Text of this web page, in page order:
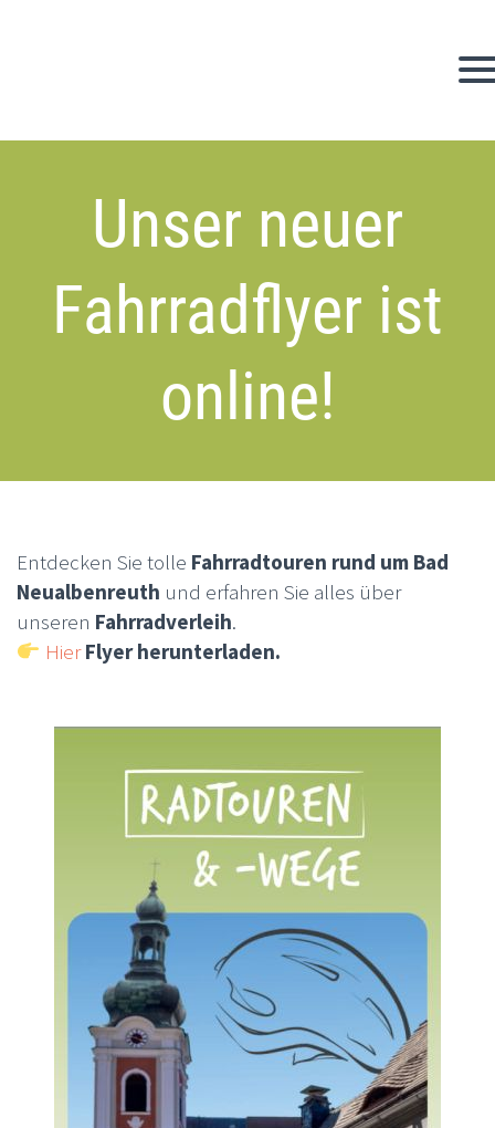
Unser neuer
Fahrradflyer ist
online!
Entdecken Sie tolle Fahrradtouren rund um Bad
Neualbenreuth und erfahren Sie alles über
unseren Fahrradverleih.
HierFlyer herunterladen.